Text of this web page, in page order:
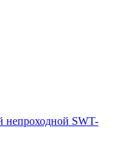
непроходной SWT-